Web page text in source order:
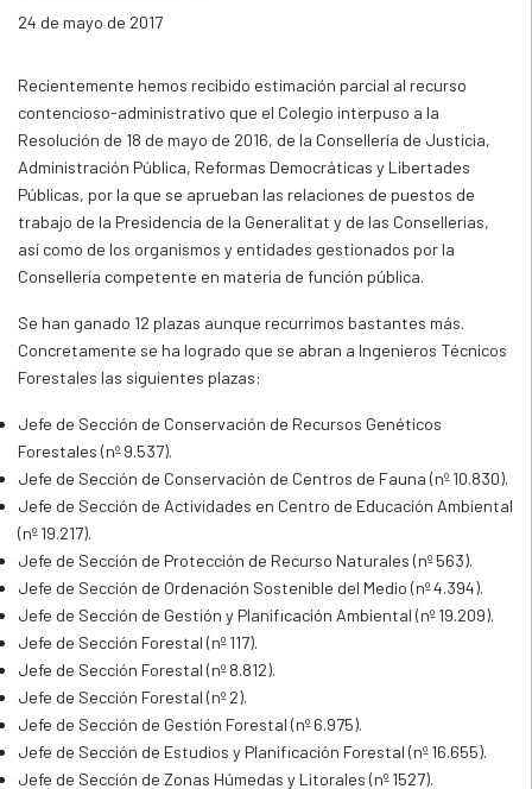
24 de mayo de 2017
Recientemente hemos recibido estimación parcial al recurso
contencioso-administrativo que el Colegio interpuso a la
Resolución de 18 de mayo de 2016, de la Consellería de Justicia,
Administración Pública, Reformas Democráticas y Libertades
Públicas, por la que se aprueban las relaciones de puestos de
trabajo de la Presidencia de la Generalitat y de las Consellerias,
así como de los organismos y entidades gestionados por la
Consellería competente en materia de función pública.
Se han ganado 12 plazas aunque recurrimos bastantes más.
Concretamente se ha logrado que se abran a Ingenieros Técnicos
Forestales las siguientes plazas:
Jefe de Sección de Conservación de Recursos Genéticos
Forestales (nº 9.537).
Jefe de Sección de Conservación de Centros de Fauna (nº 10.830).
Jefe de Sección de Actividades en Centro de Educación Ambiental
(nº 19.217).
Jefe de Sección de Protección de Recurso Naturales (nº 563).
Jefe de Sección de Ordenación Sostenible del Medio (nº 4.394).
Jefe de Sección de Gestión y Planificación Ambiental (nº 19.209).
Jefe de Sección Forestal (nº 117).
Jefe de Sección Forestal (nº 8.812).
Jefe de Sección Forestal (nº 2).
Jefe de Sección de Gestión Forestal (nº 6.975).
Jefe de Sección de Estudios y Planificación Forestal (nº 16.655).
Jefe de Sección de Zonas Húmedas y Litorales (nº 1527).